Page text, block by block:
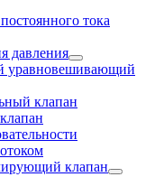
тока
давления
уравновешивающий
клапан
клапан